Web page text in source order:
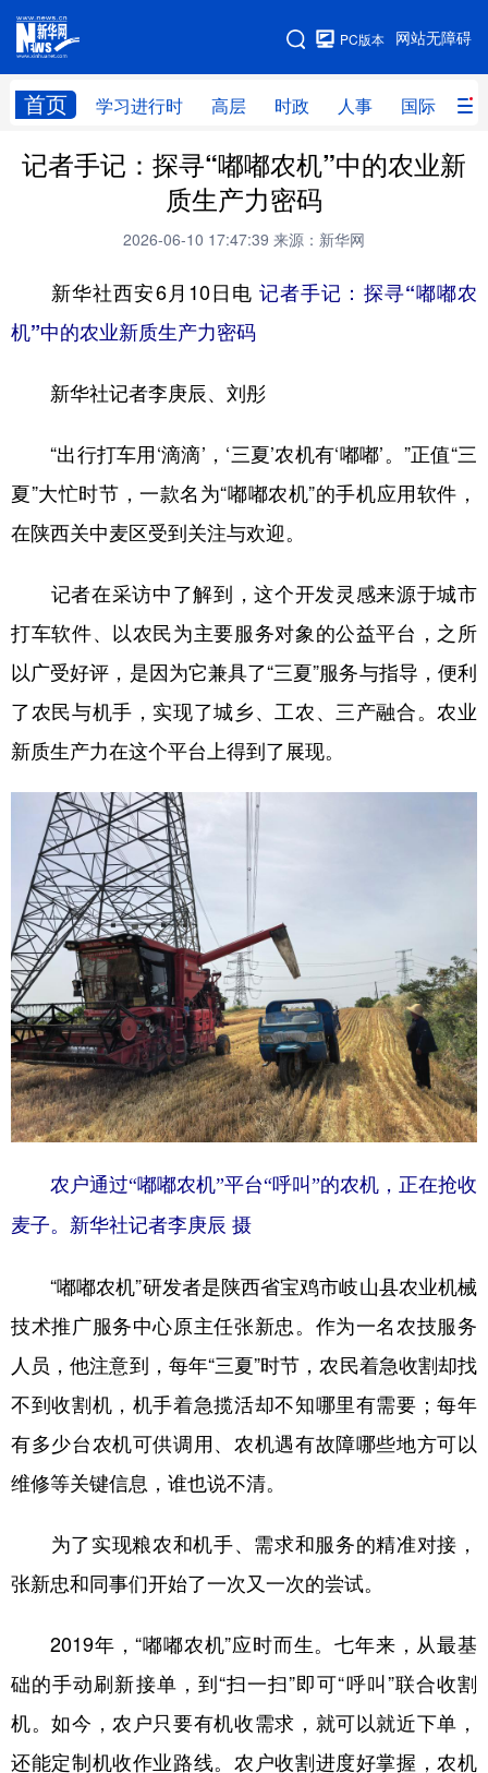
网站无障碍
PC版本
首页 学习进行时 高层 时政 人事 国际 财
网站地图
学习进行时 高层 时政 人事
财经 网评
科技 科创 量子 体育
文化
访谈 视频
食品 人居 信息化 数字经济
学术中国 乡村振兴
彩票 娱乐 时尚 悦读
公益 一带一路 亚太网 上市公司
文化产业
地方频道
北京 天津
辽宁 吉林
浙江 安徽 福建
山东 河南 湖北 湖南
广东 广西 海南 重庆
四川 贵州 云南 西藏
陕西 甘肃 青海 宁夏
English Español Français عربى
Русский язык 日本語 한국어
记者手记：探寻“嘟嘟农机”中的农业新
质生产力密码
2026-06-10 17:47:39 来源：新华网
新华社西安6月10日电记者手记：探寻“嘟嘟农
机”中的农业新质生产力密码
新华社记者李庚辰、刘彤
“出行打车用‘滴滴’，‘三夏’农机有‘嘟嘟’。”正值“三
夏”大忙时节，一款名为“嘟嘟农机”的手机应用软件，
在陕西关中麦区受到关注与欢迎。
记者在采访中了解到，这个开发灵感来源于城市
打车软件、以农民为主要服务对象的公益平台，之所
以广受好评，是因为它兼具了“三夏”服务与指导，便利
了农民与机手，实现了城乡、工农、三产融合。农业
新质生产力在这个平台上得到了展现。
农户通过“嘟嘟农机”平台“呼叫”的农机，正在抢收
麦子。新华社记者李庚辰 摄
“嘟嘟农机”研发者是陕西省宝鸡市岐山县农业机械
技术推广服务中心原主任张新忠。作为一名农技服务
人员，他注意到，每年“三夏”时节，农民着急收割却找
不到收割机，机手着急揽活却不知哪里有需要；每年
有多少台农机可供调用、农机遇有故障哪些地方可以
维修等关键信息，谁也说不清。
为了实现粮农和机手、需求和服务的精准对接，
张新忠和同事们开始了一次又一次的尝试。
2019年，“嘟嘟农机”应时而生。七年来，从最基
础的手动刷新接单，到“扫一扫”即可“呼叫”联合收割
机。如今，农户只要有机收需求，就可以就近下单，
还能定制机收作业路线。农户收割进度好掌握，农机